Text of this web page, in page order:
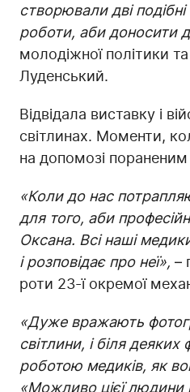
створювали дві
роботи, аби доносити
молодіжної політики
Луденський.
Відвідала виставку і
світлинах. Моменти,
на допомозі
«Коли до нас
для того, аби
Оксана. Всі наші
і розповідає про неї», –
роти 23-ї окремої
«Дуже вражають
світлини, і біля
роботою медиків, як
«Можливо цієї людини